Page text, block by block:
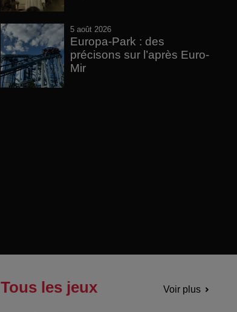
5 août 2026
Europa-Park : des
précisons sur l’après Euro-
Mir
Tous les jeux Voir plus